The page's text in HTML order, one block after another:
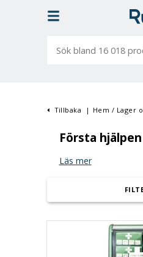
bland
Tillbaka | Hem / Lager
Första hjälpen
Läs mer